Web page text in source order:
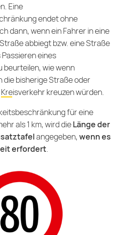
Eine
endet ohne
dann, wenn ein Fahrer in eine
abbiegt bzw. eine Straße
eines
beurteilen, wie wenn
die bisherige Straße oder
Kreisverkehrkreuzen würden.
für eine
als 1 km, wird dieLänge der
angegeben,wenn es
erfordert.